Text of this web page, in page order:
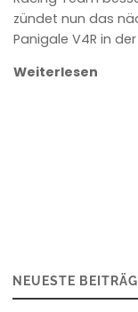
zündet nun das
Panigale V4R in
Weiterlesen
NEUESTE